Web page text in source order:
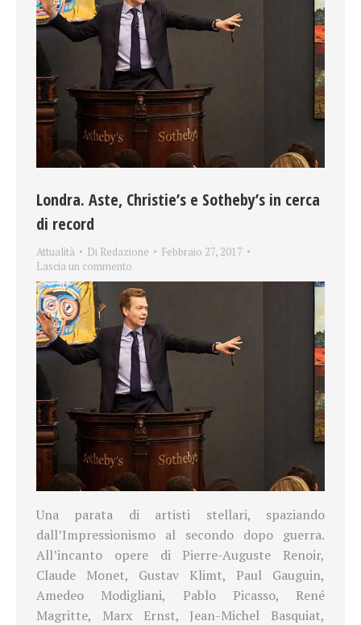
Londra. Aste, Christie’s e Sotheby’s in cerca
di record
Attualità Di Redazione
Febbraio 27, 2017
Lascia un commento
Una parata di artisti stellari, spaziando
dall’Impressionismo al secondo dopo guerra.
All’incanto opere di Pierre-Auguste Renoir,
Claude Monet, Gustav Klimt, Paul Gauguin,
Amedeo Modigliani, Pablo Picasso, René
Magritte, Marx Ernst, Jean-Michel Basquiat,